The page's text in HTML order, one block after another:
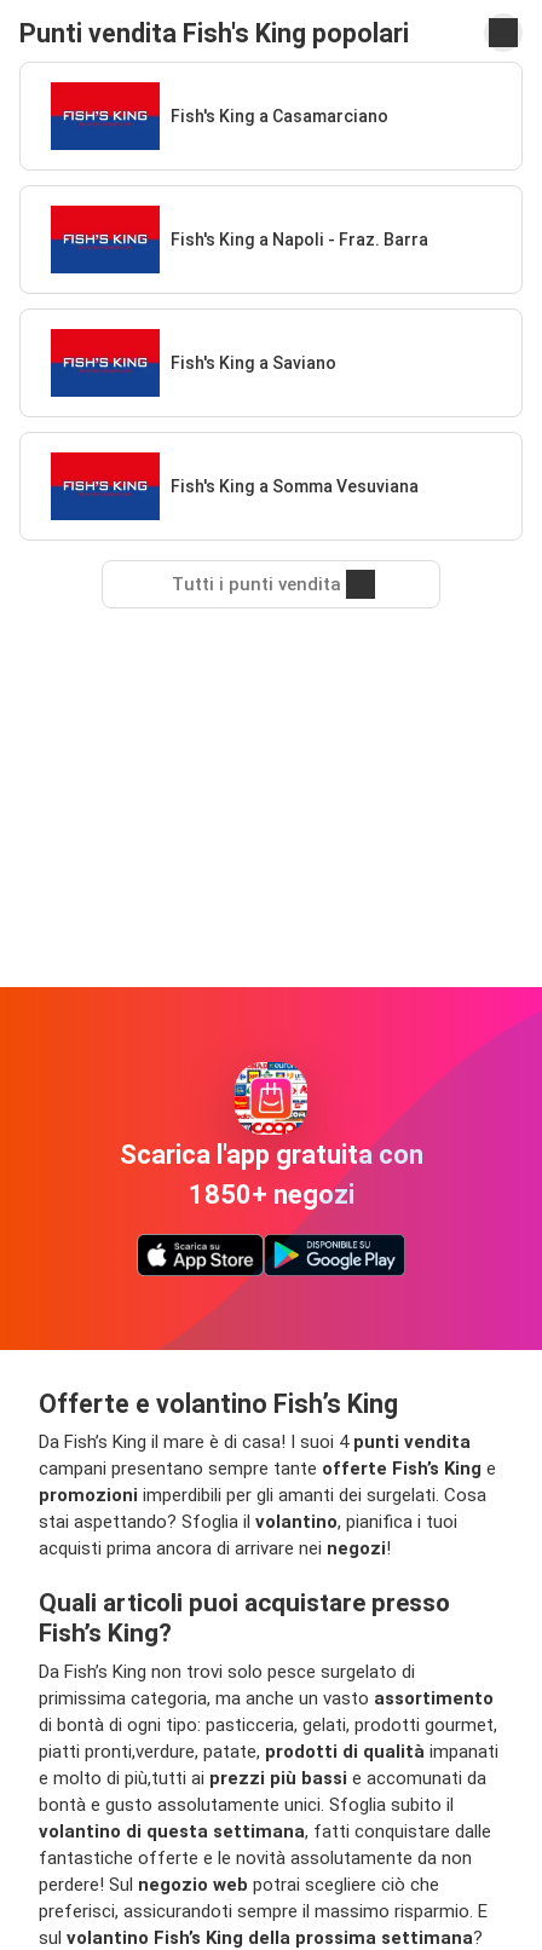
Punti vendita Fish's King popolari
Fish's King a Casamarciano
Fish's King a Napoli - Fraz. Barra
Fish's King a Saviano
Fish's King a Somma Vesuviana
Tutti i punti vendita
Scarica l'app gratuita con
1850+ negozi
Offerte e volantino Fish’s King
Da Fish’s King il mare è di casa! I suoi 4 punti vendita
campani presentano sempre tante offerte Fish’s King e
promozioni imperdibili per gli amanti dei surgelati. Cosa
stai aspettando? Sfoglia il volantino, pianifica i tuoi
acquisti prima ancora di arrivare nei negozi!
Quali articoli puoi acquistare presso
Fish’s King?
Da Fish’s King non trovi solo pesce surgelato di
primissima categoria, ma anche un vasto assortimento
di bontà di ogni tipo: pasticceria, gelati, prodotti gourmet,
piatti pronti,verdure, patate, prodotti di qualità impanati
e molto di più,tutti ai prezzi più bassi e accomunati da
bontà e gusto assolutamente unici. Sfoglia subito il
volantino di questa settimana, fatti conquistare dalle
fantastiche offerte e le novità assolutamente da non
perdere! Sul negozio web potrai scegliere ciò che
preferisci, assicurandoti sempre il massimo risparmio. E
sul volantino Fish’s King della prossima settimana?